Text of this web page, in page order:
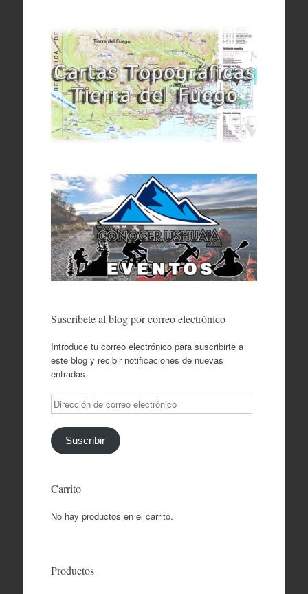
Suscríbete al blog por correo electrónico
Introduce tu correo electrónico para suscribirte a
este blog y recibir notificaciones de nuevas
entradas.
Dirección
de
correo
electrónico
Suscribir
Carrito
No hay productos en el carrito.
Productos